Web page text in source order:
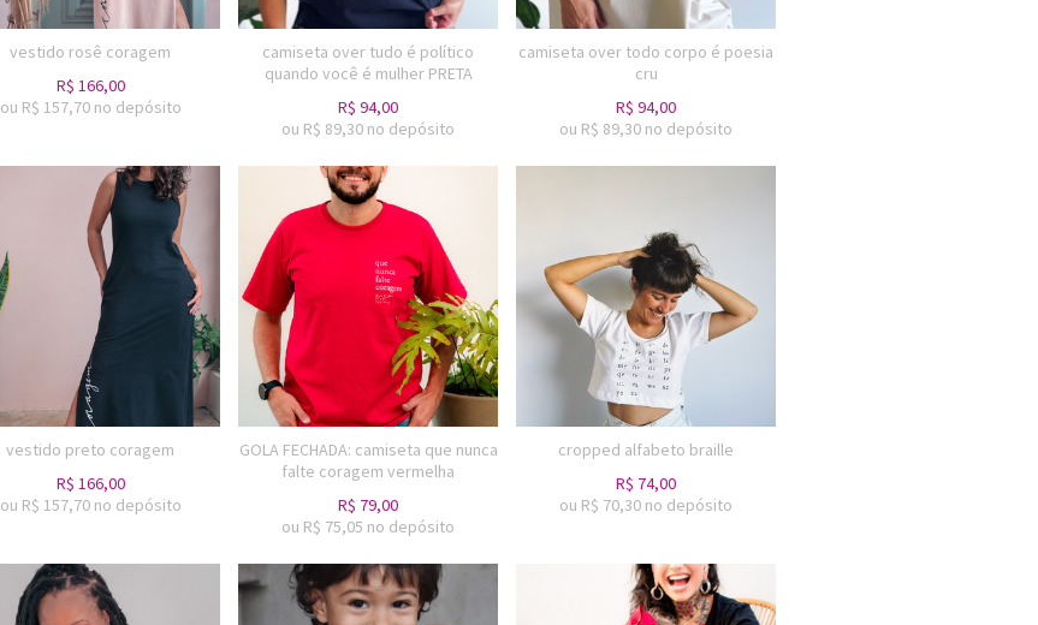
vestido rosê coragem
R$ 166,00
ou R$ 157,70 no depósito
camiseta over tudo é político
quando você é mulher PRETA
R$ 94,00
ou R$ 89,30 no depósito
camiseta over todo corpo é poesia
cru
R$ 94,00
ou R$ 89,30 no depósito
vestido preto coragem
R$ 166,00
ou R$ 157,70 no depósito
GOLA FECHADA: camiseta que nunca
falte coragem vermelha
R$ 79,00
ou R$ 75,05 no depósito
cropped alfabeto braille
R$ 74,00
ou R$ 70,30 no depósito